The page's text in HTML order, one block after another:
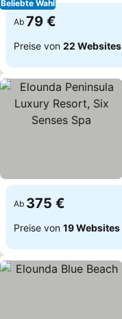
Beliebte Wahl
Ab 79 €
Preise von 22 Websites
Ab 375 €
Preise von 19 Websites